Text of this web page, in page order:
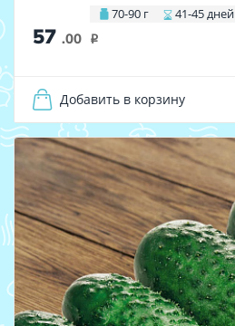
70-90 г 41-45 дней
57 .00 i
Добавить в корзину